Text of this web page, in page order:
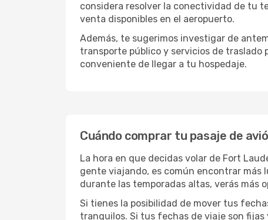
considera resolver la conectividad de tu
venta disponibles en el aeropuerto.
Además, te sugerimos investigar de
transporte público y servicios de
conveniente de llegar a tu hospedaje.
Cuándo comprar tu pasaje de
La hora en que decidas volar de Fort
gente viajando, es común encontrar más
durante las temporadas altas, verás más
Si tienes la posibilidad de mover tus
tranquilos. Si tus fechas de viaje son